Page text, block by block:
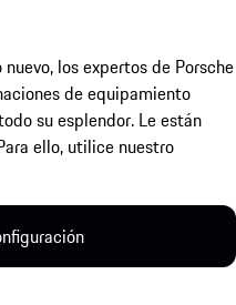
los expertos de Porsche
de equipamiento
su esplendor. Le están
ello, utilice nuestro